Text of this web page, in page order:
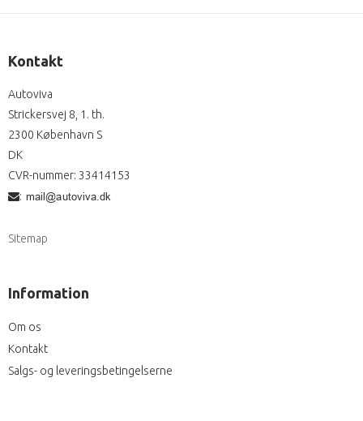
Kontakt
Autoviva
Strickersvej 8, 1. th.
2300 København S
DK
CVR-nummer: 33414153
:
Sitemap
Information
Om os
Kontakt
Salgs- og leveringsbetingelserne